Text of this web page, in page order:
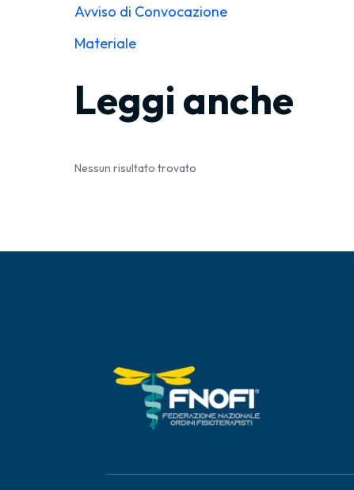
Avviso di Convocazione
Materiale
Leggi anche
Nessun risultato trovato